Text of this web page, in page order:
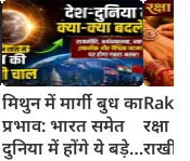
मिथुन में मार्गी बुध का
प्रभाव: भारत समेत
दुनिया में होंगे ये बड़े
रक्षा
राखी